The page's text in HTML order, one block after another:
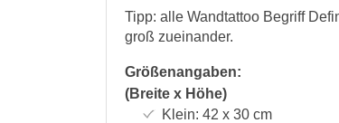
Tipp: alle Wandtattoo Begriff
groß zueinander.
Größenangaben:
(Breite x Höhe)
Klein: 42 x 30cm